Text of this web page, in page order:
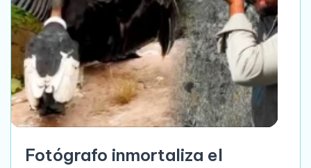
Fotógrafo inmortaliza el